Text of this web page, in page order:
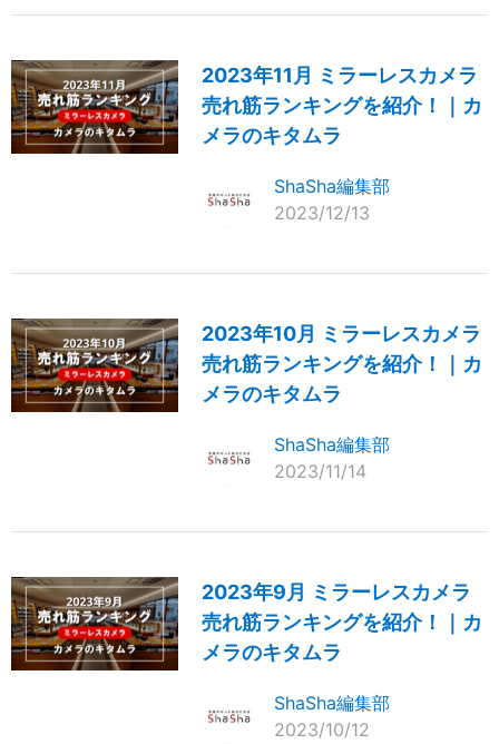
2023年11月 ミラーレスカメラ
売れ筋ランキングを紹介！｜カ
メラのキタムラ
ShaSha編集部
2023/12/13
2023年10月 ミラーレスカメラ
売れ筋ランキングを紹介！｜カ
メラのキタムラ
ShaSha編集部
2023/11/14
2023年9月 ミラーレスカメラ
売れ筋ランキングを紹介！｜カ
メラのキタムラ
ShaSha編集部
2023/10/12